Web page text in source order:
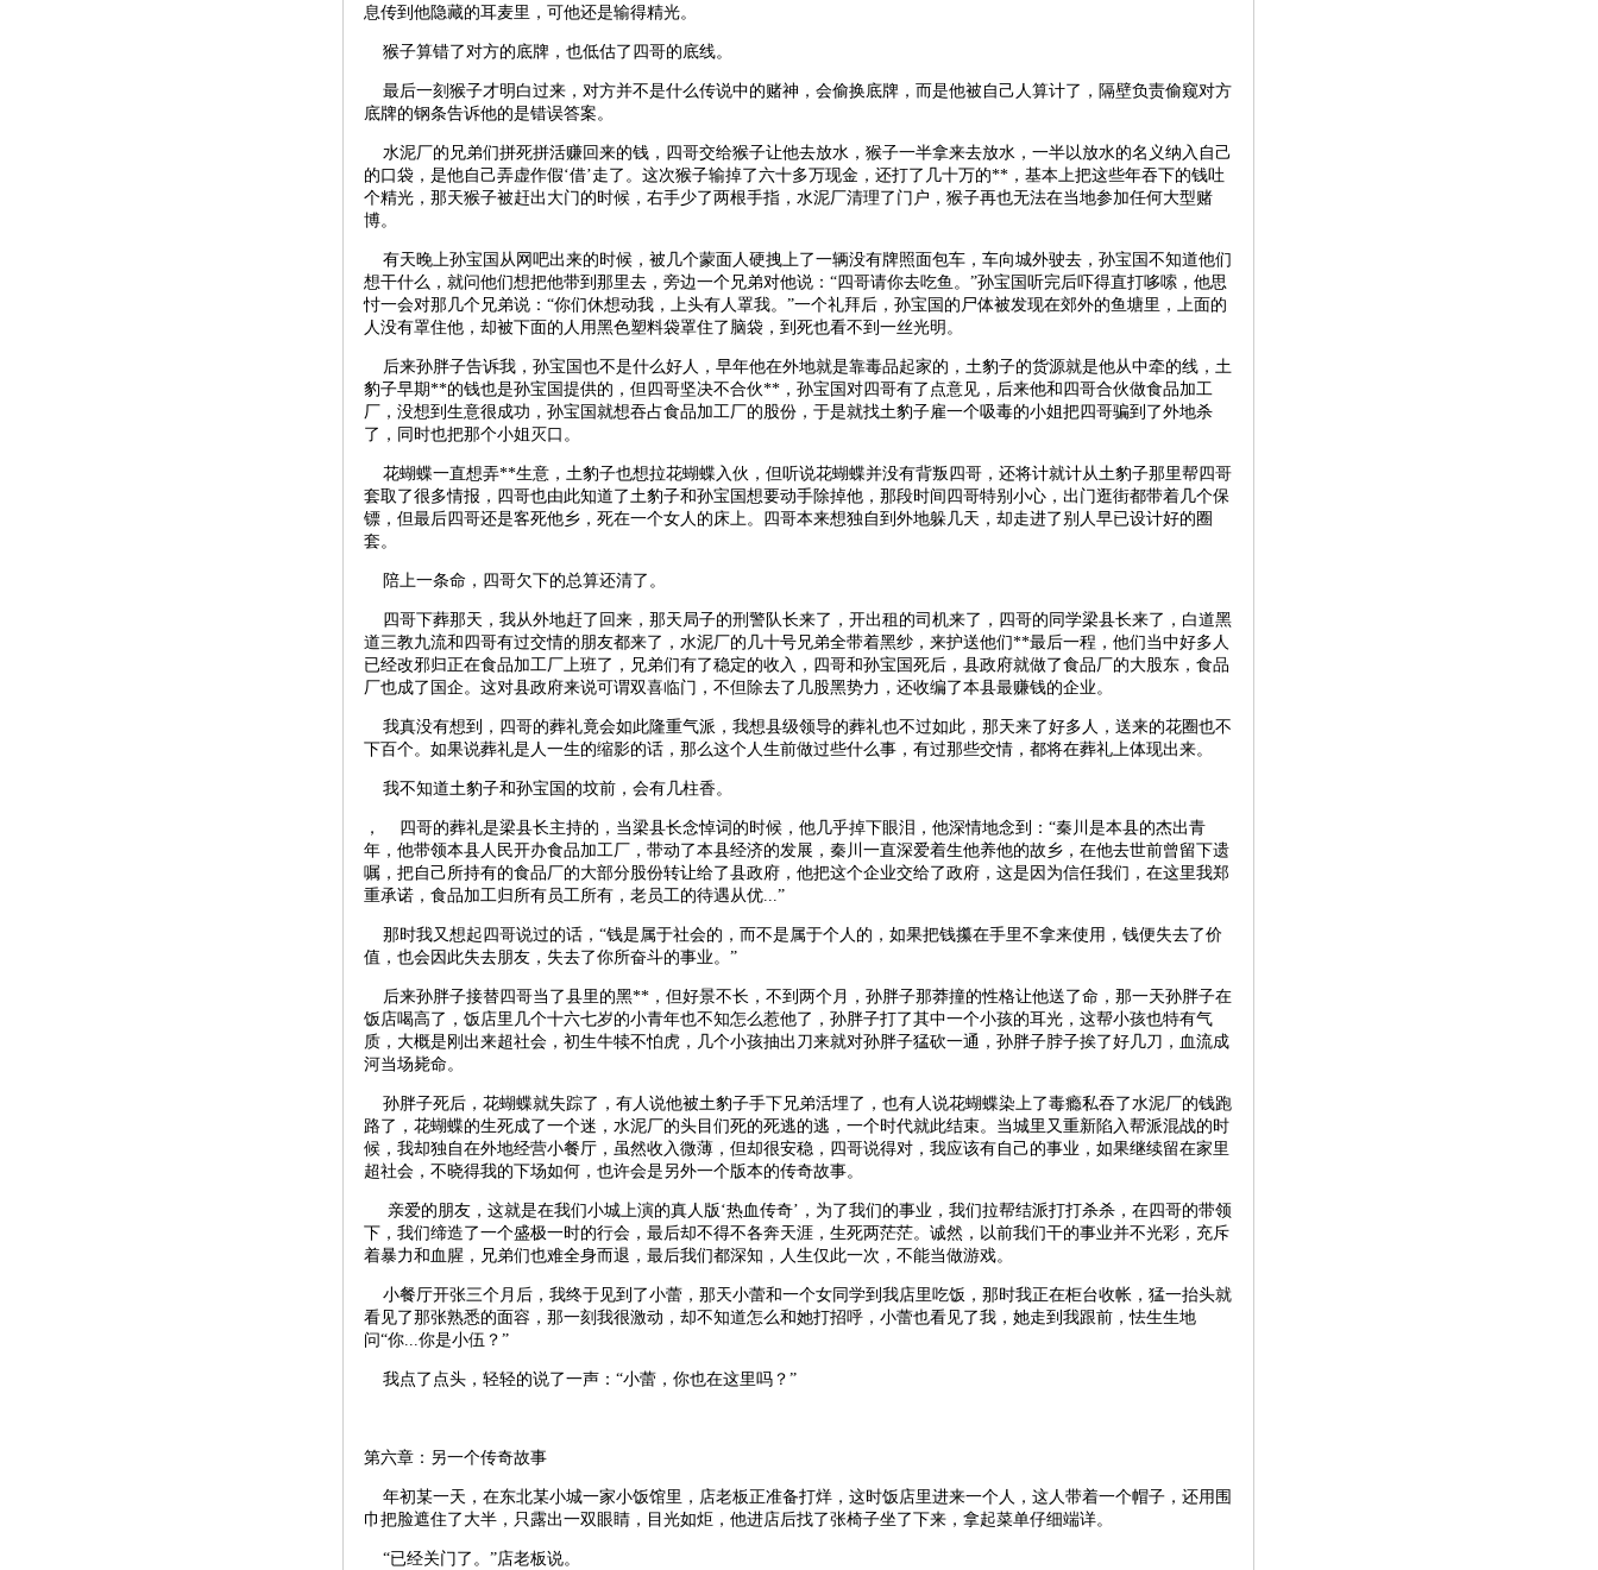
息传到他隐藏的耳麦里，可他还是输得精光。
猴子算错了对方的底牌，也低估了四哥的底线。
最后一刻猴子才明白过来，对方并不是什么传说中的赌神，会偷换底牌，而是他被自己人算计了，隔壁负责偷窥对方
底牌的钢条告诉他的是错误答案。
水泥厂的兄弟们拼死拼活赚回来的钱，四哥交给猴子让他去放水，猴子一半拿来去放水，一半以放水的名义纳入自己
的口袋，是他自己弄虚作假‘借’走了。这次猴子输掉了六十多万现金，还打了几十万的**，基本上把这些年吞下的钱吐
个精光，那天猴子被赶出大门的时候，右手少了两根手指，水泥厂清理了门户，猴子再也无法在当地参加任何大型赌
博。
有天晚上孙宝国从网吧出来的时候，被几个蒙面人硬拽上了一辆没有牌照面包车，车向城外驶去，孙宝国不知道他们
想干什么，就问他们想把他带到那里去，旁边一个兄弟对他说：“四哥请你去吃鱼。”孙宝国听完后吓得直打哆嗦，他思
忖一会对那几个兄弟说：“你们休想动我，上头有人罩我。”一个礼拜后，孙宝国的尸体被发现在郊外的鱼塘里，上面的
人没有罩住他，却被下面的人用黑色塑料袋罩住了脑袋，到死也看不到一丝光明。
后来孙胖子告诉我，孙宝国也不是什么好人，早年他在外地就是靠毒品起家的，土豹子的货源就是他从中牵的线，土
豹子早期**的钱也是孙宝国提供的，但四哥坚决不合伙**，孙宝国对四哥有了点意见，后来他和四哥合伙做食品加工
厂，没想到生意很成功，孙宝国就想吞占食品加工厂的股份，于是就找土豹子雇一个吸毒的小姐把四哥骗到了外地杀
了，同时也把那个小姐灭口。
花蝴蝶一直想弄**生意，土豹子也想拉花蝴蝶入伙，但听说花蝴蝶并没有背叛四哥，还将计就计从土豹子那里帮四哥
套取了很多情报，四哥也由此知道了土豹子和孙宝国想要动手除掉他，那段时间四哥特别小心，出门逛街都带着几个保
镖，但最后四哥还是客死他乡，死在一个女人的床上。四哥本来想独自到外地躲几天，却走进了别人早已设计好的圈
套。
陪上一条命，四哥欠下的总算还清了。
四哥下葬那天，我从外地赶了回来，那天局子的刑警队长来了，开出租的司机来了，四哥的同学梁县长来了，白道黑
道三教九流和四哥有过交情的朋友都来了，水泥厂的几十号兄弟全带着黑纱，来护送他们**最后一程，他们当中好多人
已经改邪归正在食品加工厂上班了，兄弟们有了稳定的收入，四哥和孙宝国死后，县政府就做了食品厂的大股东，食品
厂也成了国企。这对县政府来说可谓双喜临门，不但除去了几股黑势力，还收编了本县最赚钱的企业。
我真没有想到，四哥的葬礼竟会如此隆重气派，我想县级领导的葬礼也不过如此，那天来了好多人，送来的花圈也不
下百个。如果说葬礼是人一生的缩影的话，那么这个人生前做过些什么事，有过那些交情，都将在葬礼上体现出来。
我不知道土豹子和孙宝国的坟前，会有几柱香。
， 四哥的葬礼是梁县长主持的，当梁县长念悼词的时候，他几乎掉下眼泪，他深情地念到：“秦川是本县的杰出青
年，他带领本县人民开办食品加工厂，带动了本县经济的发展，秦川一直深爱着生他养他的故乡，在他去世前曾留下遗
嘱，把自己所持有的食品厂的大部分股份转让给了县政府，他把这个企业交给了政府，这是因为信任我们，在这里我郑
重承诺，食品加工归所有员工所有，老员工的待遇从优...”
那时我又想起四哥说过的话，“钱是属于社会的，而不是属于个人的，如果把钱攥在手里不拿来使用，钱便失去了价
值，也会因此失去朋友，失去了你所奋斗的事业。”
后来孙胖子接替四哥当了县里的黑**，但好景不长，不到两个月，孙胖子那莽撞的性格让他送了命，那一天孙胖子在
饭店喝高了，饭店里几个十六七岁的小青年也不知怎么惹他了，孙胖子打了其中一个小孩的耳光，这帮小孩也特有气
质，大概是刚出来超社会，初生牛犊不怕虎，几个小孩抽出刀来就对孙胖子猛砍一通，孙胖子脖子挨了好几刀，血流成
河当场毙命。
孙胖子死后，花蝴蝶就失踪了，有人说他被土豹子手下兄弟活埋了，也有人说花蝴蝶染上了毒瘾私吞了水泥厂的钱跑
路了，花蝴蝶的生死成了一个迷，水泥厂的头目们死的死逃的逃，一个时代就此结束。当城里又重新陷入帮派混战的时
候，我却独自在外地经营小餐厅，虽然收入微薄，但却很安稳，四哥说得对，我应该有自己的事业，如果继续留在家里
超社会，不晓得我的下场如何，也许会是另外一个版本的传奇故事。
亲爱的朋友，这就是在我们小城上演的真人版‘热血传奇’，为了我们的事业，我们拉帮结派打打杀杀，在四哥的带领
下，我们缔造了一个盛极一时的行会，最后却不得不各奔天涯，生死两茫茫。诚然，以前我们干的事业并不光彩，充斥
着暴力和血腥，兄弟们也难全身而退，最后我们都深知，人生仅此一次，不能当做游戏。
小餐厅开张三个月后，我终于见到了小蕾，那天小蕾和一个女同学到我店里吃饭，那时我正在柜台收帐，猛一抬头就
看见了那张熟悉的面容，那一刻我很激动，却不知道怎么和她打招呼，小蕾也看见了我，她走到我跟前，怯生生地
问“你...你是小伍？”
我点了点头，轻轻的说了一声：“小蕾，你也在这里吗？”
第六章：另一个传奇故事
年初某一天，在东北某小城一家小饭馆里，店老板正准备打烊，这时饭店里进来一个人，这人带着一个帽子，还用围
巾把脸遮住了大半，只露出一双眼睛，目光如炬，他进店后找了张椅子坐了下来，拿起菜单仔细端详。
“已经关门了。”店老板说。